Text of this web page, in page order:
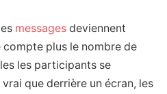
messages deviennent
plus le nombre de
les participants se
que derrière un écran, les